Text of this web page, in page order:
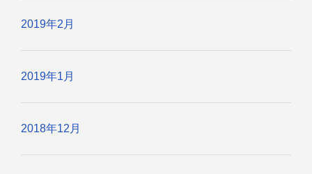
2019年2月
2019年1月
2018年12月